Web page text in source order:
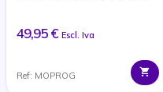
49,95 € Escl. Iva
Ref: MOPROG